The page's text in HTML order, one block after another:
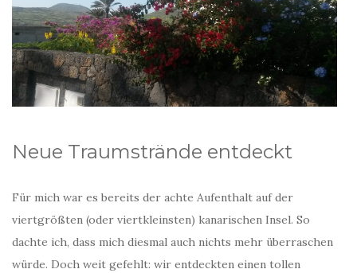
Neue Traumstrände entdeckt
Für mich war es bereits der achte Aufenthalt auf der
viertgrößten (oder viertkleinsten) kanarischen Insel. So
dachte ich, dass mich diesmal auch nichts mehr überraschen
würde. Doch weit gefehlt: wir entdeckten einen tollen